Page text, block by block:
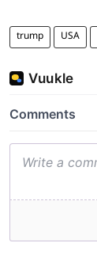
trump USA